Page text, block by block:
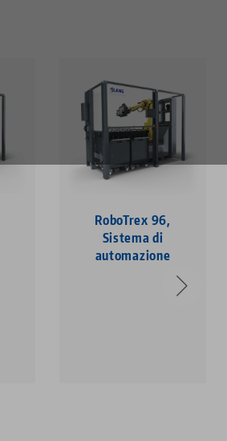
RoboTrex 96,
Sistema di
automazione